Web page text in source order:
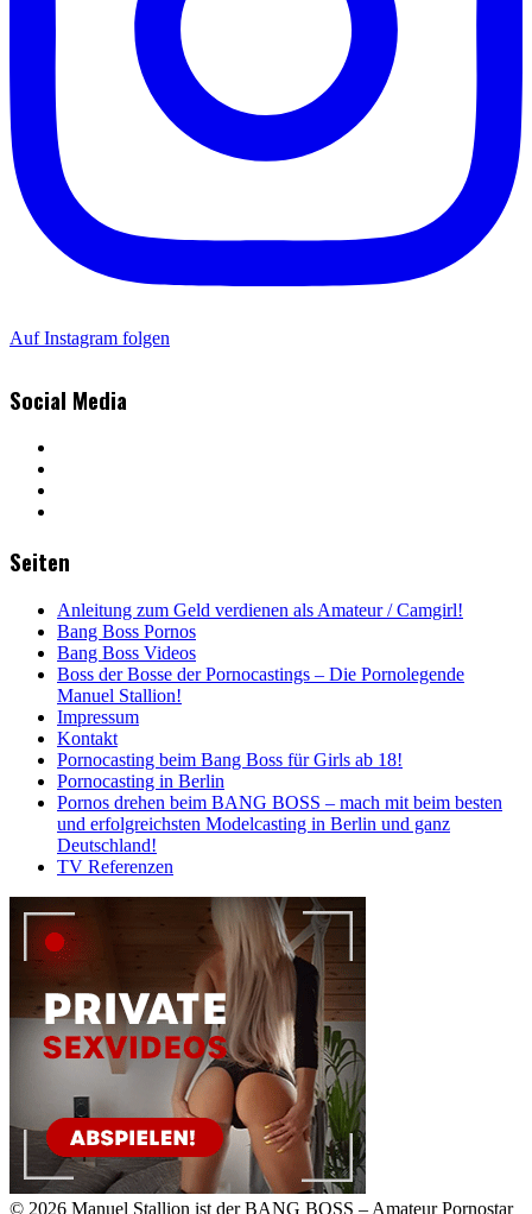
Auf Instagram folgen
Social Media
Seiten
Anleitung zum Geld verdienen als Amateur / Camgirl!
Bang Boss Pornos
Bang Boss Videos
Boss der Bosse der Pornocastings – Die Pornolegende
Manuel Stallion!
Impressum
Kontakt
Pornocasting beim Bang Boss für Girls ab 18!
Pornocasting in Berlin
Pornos drehen beim BANG BOSS – mach mit beim besten
und erfolgreichsten Modelcasting in Berlin und ganz
Deutschland!
TV Referenzen
© 2026 Manuel Stallion ist der BANG BOSS – Amateur Pornostar